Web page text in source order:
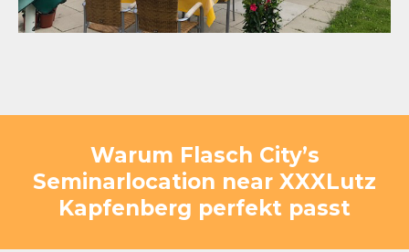
Warum Flasch City’s
Seminarlocation near XXXLutz
Kapfenberg perfekt passt